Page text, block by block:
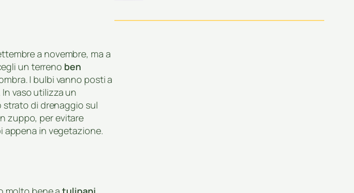
a novembre, ma a
un terreno ben
I bulbi vanno posti a
vaso utilizza un
strato di drenaggio sul
zuppo, per evitare
appena in vegetazione.